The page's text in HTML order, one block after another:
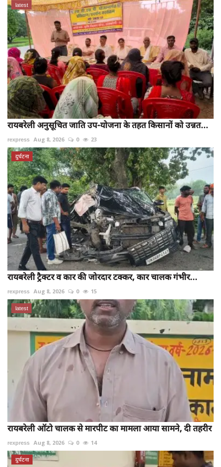
latest
रायबरेली अनुसूचित जाति उप-योजना के तहत किसानों को उन्नत...
rexpress Aug 8, 2026 0 23
दुर्घटना
रायबरेली ट्रैक्टर व कार की जोरदार टक्कर, कार चालक गंभीर...
rexpress Aug 8, 2026 0 15
latest
रायबरेली ऑटो चालक से मारपीट का मामला आया सामने, दी तहरीर
rexpress Aug 8, 2026 0 14
दुर्घटना